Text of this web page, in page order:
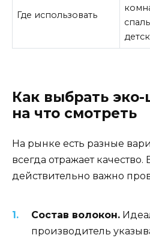
Где использовать
Как выбрать эко-
на что смотреть
На рынке есть разные
всегда отражает качество.
действительно важно
Состав волокон.
производитель